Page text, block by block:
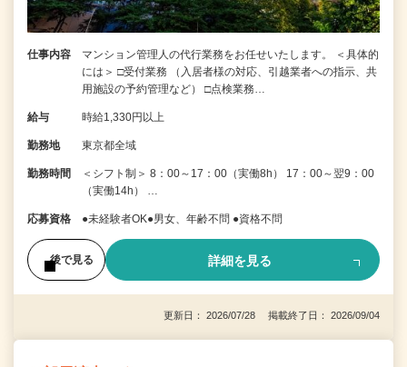
仕事内容
マンション管理人の代行業務をお任せいたします。 ＜具体的
には＞ □受付業務 （入居者様の対応、引越業者への指示、共
用施設の予約管理など） □点検業務…
給与 時給1,330円以上
勤務地 東京都全域
勤務時間
＜シフト制＞ 8：00～17：00（実働8h） 17：00～翌9：00
（実働14h） …
応募資格 ●未経験者OK●男女、年齢不問 ●資格不問
後で見る 詳細を見る
更新日： 2026/07/28 掲載終了日： 2026/09/04